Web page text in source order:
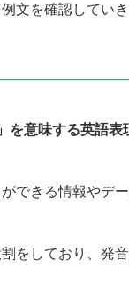
文を確認していき
意味する英語表
できる情報やデ
をしており、発